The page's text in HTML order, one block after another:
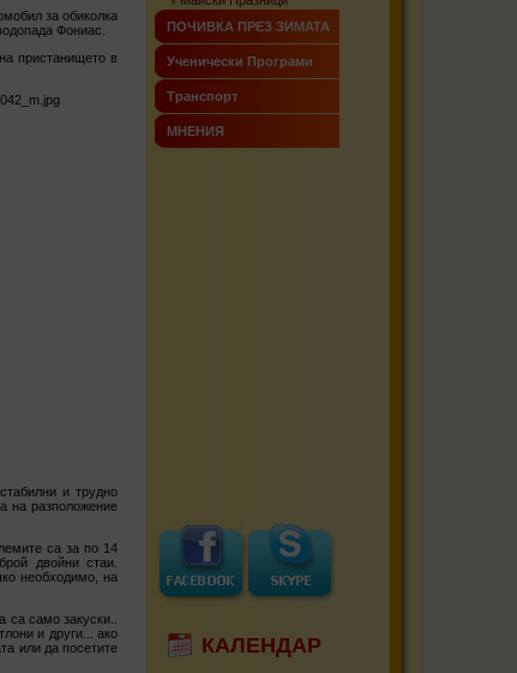
за обиколка
Фониас.
пристанището в
и трудно
на разположение
са за по 14
двойни стаи.
необходимо, на
само закуски..
и други... ако
или да посетите
ПОЧИВКА ПРЕЗ ЗИМАТА
Ученически Програми
Транспорт
МНЕНИЯ
КАЛЕНДАР